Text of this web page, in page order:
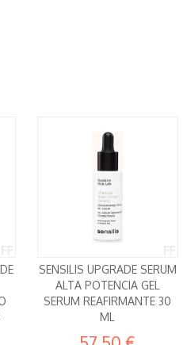
SENSILIS UPGRADE SERUM
ALTA POTENCIA GEL
SERUM REAFIRMANTE 30
ML